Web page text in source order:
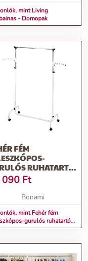
mint Living
- Domopak
FÉM
RUHATARTÓ
TRIO –
090 Ft
Bonami
mint Fehér fém
gurulós ruhatartó
Trio – Wenko